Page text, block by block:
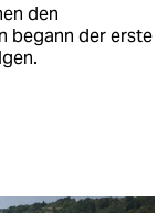
den
begann der erste